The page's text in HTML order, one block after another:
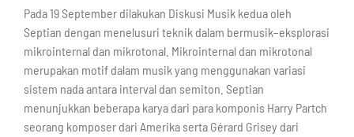
Pada 19 September dilakukan Diskusi Musik kedua oleh
Septian dengan menelusuri teknik dalam bermusik–eksplorasi
mikrointernal dan mikrotonal. Mikrointernal dan mikrotonal
merupakan motif dalam musik yang menggunakan variasi
sistem nada antara interval dan semiton. Septian
menunjukkan beberapa karya dari para komponis Harry Partch
seorang komposer dari Amerika serta Gérard Grisey dari